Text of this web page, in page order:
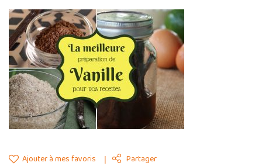
Ajouter à mes favoris Partager